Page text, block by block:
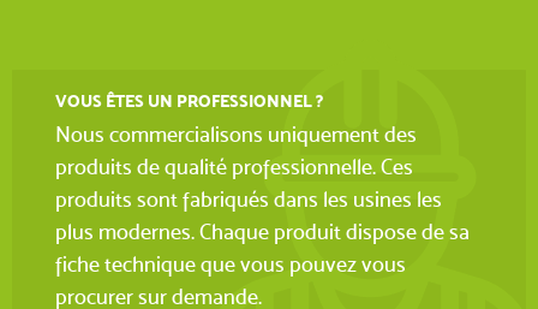
VOUS ÊTES UN PROFESSIONNEL ?
Nous commercialisons uniquement des
produits de qualité professionnelle. Ces
produits sont fabriqués dans les usines les
plus modernes. Chaque produit dispose de sa
fiche technique que vous pouvez vous
procurer sur demande.